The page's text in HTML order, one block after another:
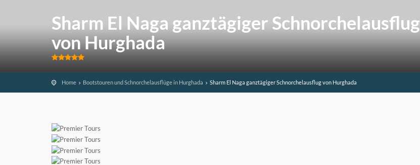
Sharm El Naga ganztägiger Schnorchelausflug
von Hurghada
Home Bootstouren und Schnorchelausflüge in Hurghada Sharm El Naga ganztägiger Schnorchelausflug von Hurghada